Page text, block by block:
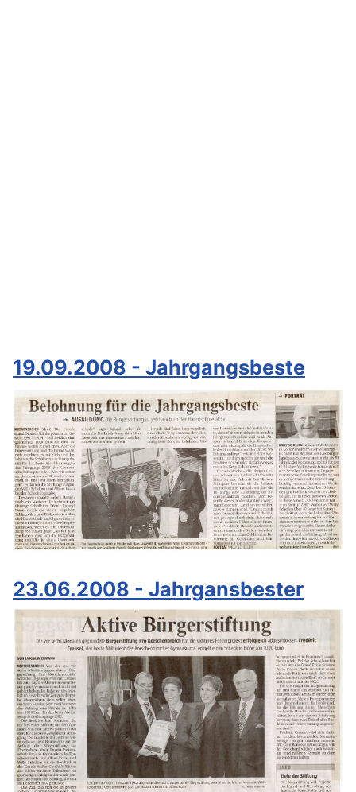
19.09.2008 - Jahrgangsbeste
23.06.2008 - Jahrgansbester